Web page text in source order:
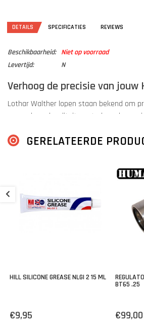
DETAILS SPECIFICATIES REVIEWS
Beschikbaarheid:
Niet op voorraad
Levertijd:
N
Verhoog de precisie van jouw
Lothar Walther lopen staan bekend om
enorm hoge kwaliteitscontrole en hoge
Deze loop is geschikt voor de Hatsan
voor het monteren van een geluiddemper
Tip: vet de externe o-ringen in met
in de buks plaatst.
GERELATEERDE
HILL SILICONE GREASE NLGI 2 15 ML
€9,95
BT65 .25
€99,00